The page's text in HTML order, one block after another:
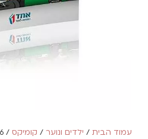
עמוד הבית/ ילדים ונוער/ קומיקס/ 6 Chassidic Comic Books